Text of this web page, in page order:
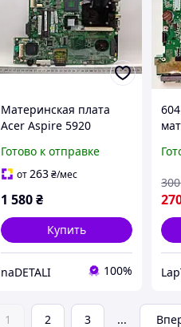
Материнская плата
Acer Aspire 5920
DA0ZD1MB6G0
Готово к отправке
от263₴/мес
1 580₴
Купить
naDETALI 100%
300
1 2 3 ...